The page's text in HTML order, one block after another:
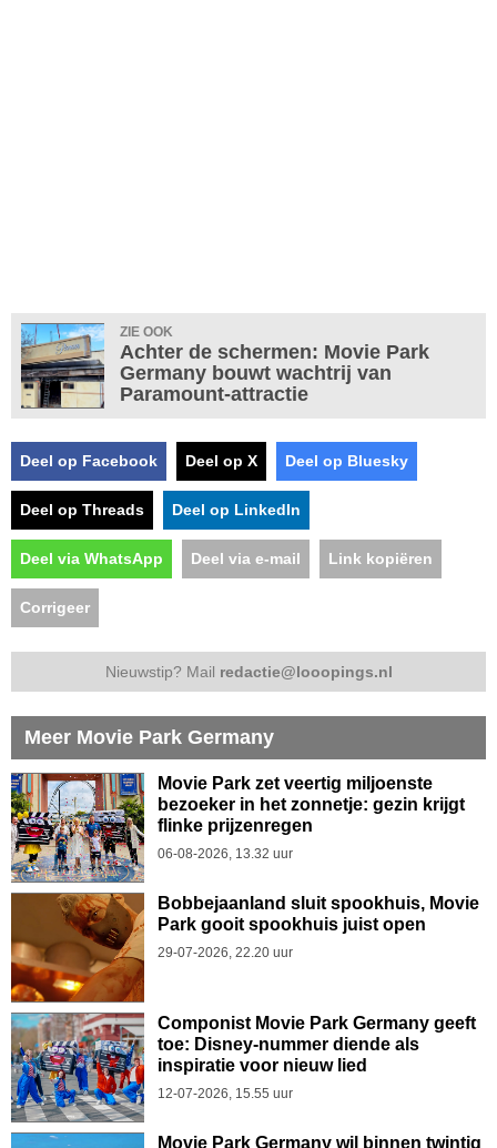
ZIE OOK
Achter de schermen: Movie Park
Germany bouwt wachtrij van
Paramount-attractie
Deel op Facebook Deel op X Deel op Bluesky
Deel op Threads Deel op LinkedIn
Deel via WhatsApp Deel via e-mail Link kopiëren
Corrigeer
Nieuwstip? Mail redactie@looopings.nl
Meer Movie Park Germany
Movie Park zet veertig miljoenste
bezoeker in het zonnetje: gezin krijgt
flinke prijzenregen
06-08-2026, 13.32 uur
Bobbejaanland sluit spookhuis, Movie
Park gooit spookhuis juist open
29-07-2026, 22.20 uur
Componist Movie Park Germany geeft
toe: Disney-nummer diende als
inspiratie voor nieuw lied
12-07-2026, 15.55 uur
Movie Park Germany wil binnen twintig